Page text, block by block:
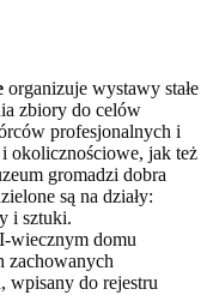
organizuje wystawy stałe
zbiory do celów
profesjonalnych i
okolicznościowe, jak też
gromadzi dobra
są na działy:
i sztuki.
wiecznym domu
zachowanych
wpisany do rejestru